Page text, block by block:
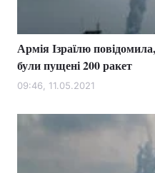
Армія Ізраїлю
були пущені 200 ракет
09:46, 11.05.2021